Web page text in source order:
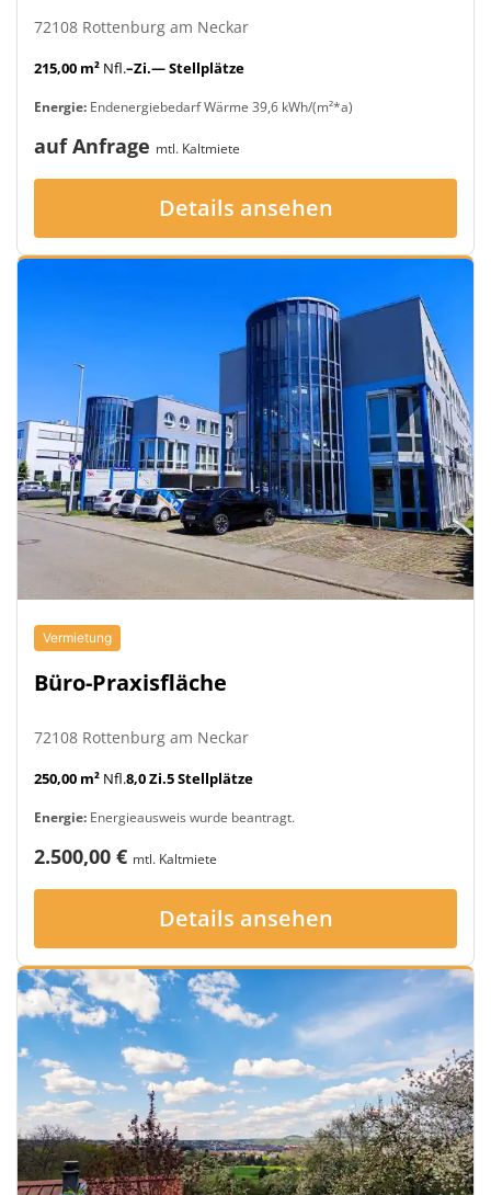
72108 Rottenburg am Neckar
215,00 m² Nfl.–Zi.— Stellplätze
Energie: Endenergiebedarf Wärme 39,6 kWh/(m²*a)
auf Anfrage mtl. Kaltmiete
Details ansehen
Vermietung
Büro-Praxisfläche
72108 Rottenburg am Neckar
250,00 m² Nfl.8,0 Zi.5 Stellplätze
Energie: Energieausweis wurde beantragt.
2.500,00 € mtl. Kaltmiete
Details ansehen